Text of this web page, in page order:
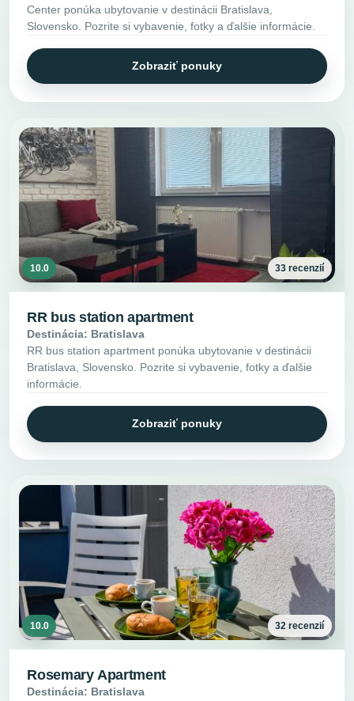
Center ponúka ubytovanie v destinácii Bratislava,
Slovensko. Pozrite si vybavenie, fotky a ďalšie informácie.
Zobraziť ponuky
10.0 33 recenzií
RR bus station apartment
Destinácia: Bratislava
RR bus station apartment ponúka ubytovanie v destinácii
Bratislava, Slovensko. Pozrite si vybavenie, fotky a ďalšie
informácie.
Zobraziť ponuky
10.0 32 recenzií
Rosemary Apartment
Destinácia: Bratislava